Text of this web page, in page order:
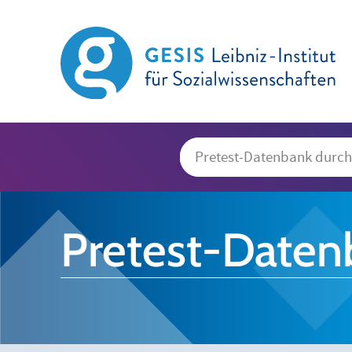
Pretest-